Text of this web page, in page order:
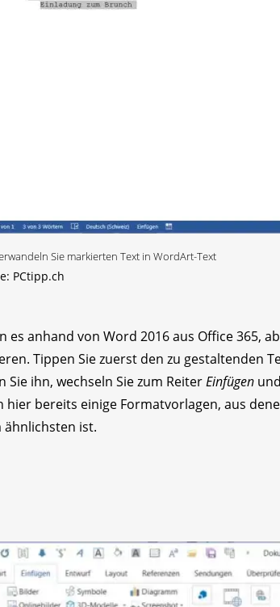
Sie markierten Text in WordArt-Text
PCtipp.ch
es anhand von Word 2016 aus Office 365,
Tippen Sie zuerst den zu gestaltenden
Sie ihn, wechseln Sie zum ReiterEinfügen
hier bereits einige Formatvorlagen, aus
ähnlichsten ist.